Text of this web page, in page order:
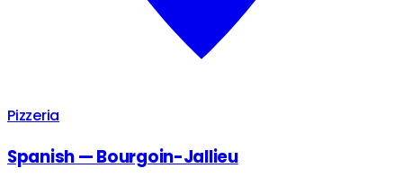
Pizzeria
Spanish — Bourgoin-Jallieu